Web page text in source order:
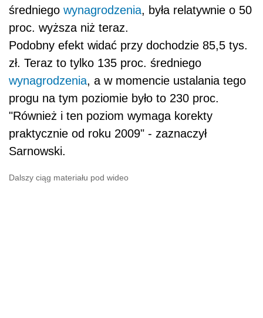
średniego wynagrodzenia, była relatywnie o 50
proc. wyższa niż teraz.
Podobny efekt widać przy dochodzie 85,5 tys.
zł. Teraz to tylko 135 proc. średniego
wynagrodzenia, a w momencie ustalania tego
progu na tym poziomie było to 230 proc.
"Również i ten poziom wymaga korekty
praktycznie od roku 2009" - zaznaczył
Sarnowski.
Dalszy ciąg materiału pod wideo